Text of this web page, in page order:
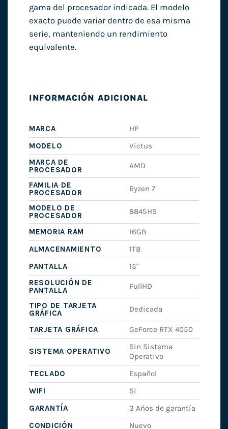
gama del procesador indicada. El modelo
exacto puede variar dentro de esa misma
serie, manteniendo un rendimiento
equivalente.
INFORMACIÓN ADICIONAL
MARCA
HP
MODELO
Victus
MARCA DE
PROCESADOR
AMD
FAMILIA DE
PROCESADOR
Ryzen 7
MODELO DE
PROCESADOR
8845HS
MEMORIA RAM
16GB
ALMACENAMIENTO
1TB
PANTALLA
15"
RESOLUCIÓN DE
PANTALLA
FullHD
TIPO DE TARJETA
GRÁFICA
Dedicada
TARJETA GRÁFICA GeForce RTX 4050
SISTEMA OPERATIVO
Sin Sistema
Operativo
TECLADO
Español
WIFI
Si
GARANTÍA
3 Años de garantía
CONDICIÓN
Nuevo